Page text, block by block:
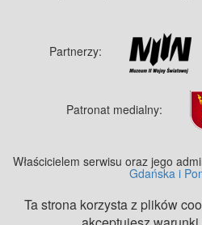
Partnerzy:
Patronat medialny:
Właścicielem serwisu oraz jego
Gdańska i
Ta strona korzysta z plików